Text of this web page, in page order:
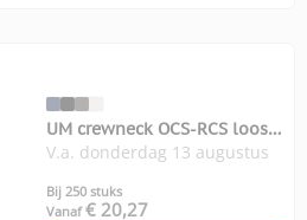
UM crewneck OCS-RCS loose
unisex
V.a. donderdag 13 augustus
Bij 250 stuks
Vanaf € 20,27